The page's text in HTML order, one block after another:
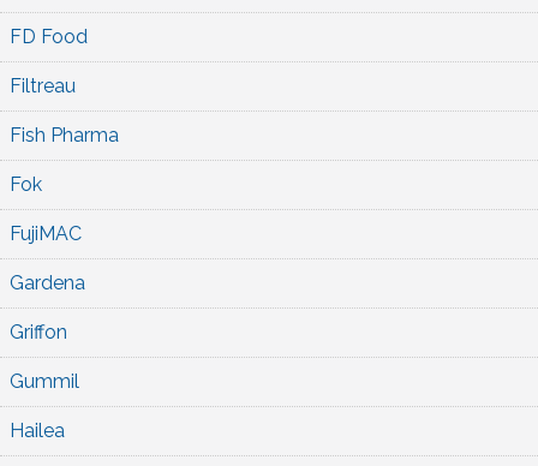
FD Food
Filtreau
Fish Pharma
Fok
FujiMAC
Gardena
Griffon
Gummil
Hailea